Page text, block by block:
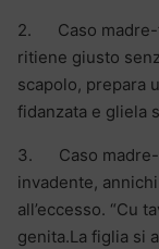
2. Caso madre-
ritiene giusto
scapolo, prepara
fidanzata e gliela
3. Caso madre-
invadente,
all’eccesso. “Cu
genita.La figlia si